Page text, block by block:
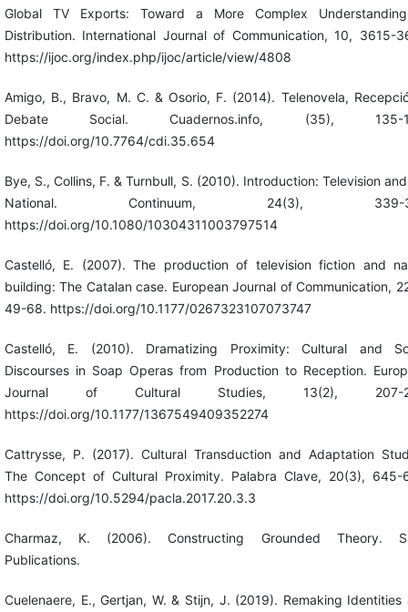
Global TV Exports: Toward a More Complex
Distribution. International Journal of Communication, 10, 3615-
https://ijoc.org/index.php/ijoc/article/view/4808
Amigo, B., Bravo, M. C. & Osorio, F. (2014). Telenovela,
Debate Social. Cuadernos.info, (35), 135-
https://doi.org/10.7764/cdi.35.654
Bye, S., Collins, F. & Turnbull, S. (2010). Introduction: Television
National. Continuum, 24(3), 339-
https://doi.org/10.1080/10304311003797514
Castelló, E. (2007). The production of television fiction and
building: The Catalan case. European Journal of Communication,
49-68. https://doi.org/10.1177/0267323107073747
Castelló, E. (2010). Dramatizing Proximity: Cultural and
Discourses in Soap Operas from Production to Reception.
Journal of Cultural Studies, 13(2), 207-
https://doi.org/10.1177/1367549409352274
Cattrysse, P. (2017). Cultural Transduction and Adaptation
The Concept of Cultural Proximity. Palabra Clave, 20(3), 645-
https://doi.org/10.5294/pacla.2017.20.3.3
Charmaz, K. (2006). Constructing Grounded Theory.
Publications.
Cuelenaere, E., Gertjan, W. & Stijn, J. (2019). Remaking Identities